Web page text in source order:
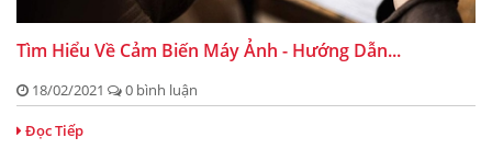
Tìm Hiểu Về Cảm Biến Máy Ảnh - Hướng Dẫn...
18/02/2021 0 bình luận
Đọc Tiếp